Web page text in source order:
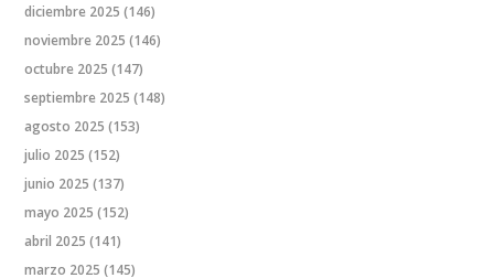
diciembre 2025 (146)
noviembre 2025 (146)
octubre 2025 (147)
septiembre 2025 (148)
agosto 2025 (153)
julio 2025 (152)
junio 2025 (137)
mayo 2025 (152)
abril 2025 (141)
marzo 2025 (145)